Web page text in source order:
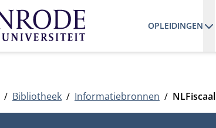
OPLEIDINGEN
Bibliotheek Informatiebronnen NLFiscaal